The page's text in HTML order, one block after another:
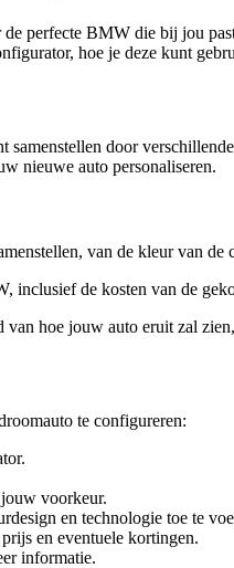
perfecte BMW die bij jou
hoe je deze kunt
door
nieuwe auto personaliseren.
van de kleur van de
de kosten van de
hoe jouw auto eruit zal
te configureren:
jouw voorkeur.
en technologie toe te
en eventuele kortingen.
informatie.